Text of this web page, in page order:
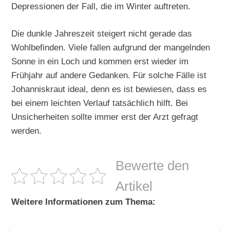
Depressionen der Fall, die im Winter auftreten.
Die dunkle Jahreszeit steigert nicht gerade das
Wohlbefinden. Viele fallen aufgrund der mangelnden
Sonne in ein Loch und kommen erst wieder im
Frühjahr auf andere Gedanken. Für solche Fälle ist
Johanniskraut ideal, denn es ist bewiesen, dass es
bei einem leichten Verlauf tatsächlich hilft. Bei
Unsicherheiten sollte immer erst der Arzt gefragt
werden.
Bewerte den
Artikel
Weitere Informationen zum Thema: